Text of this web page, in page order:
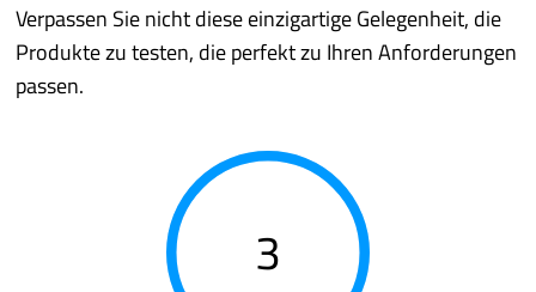
Verpassen Sie nicht diese einzigartige Gelegenheit, die
Produkte zu testen, die perfekt zu Ihren Anforderungen
passen.
3